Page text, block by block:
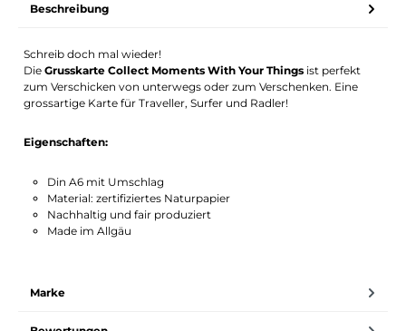
Beschreibung
Schreib doch mal wieder!
DieGrusskarte Collect Moments With Your Things ist perfekt
zum Verschicken von unterwegs oder zum Verschenken. Eine
grossartige Karte für Traveller, Surfer und Radler!
Eigenschaften:
Din A6 mit Umschlag
Material: zertifiziertes Naturpapier
Nachhaltig und fair produziert
Made im Allgäu
Marke